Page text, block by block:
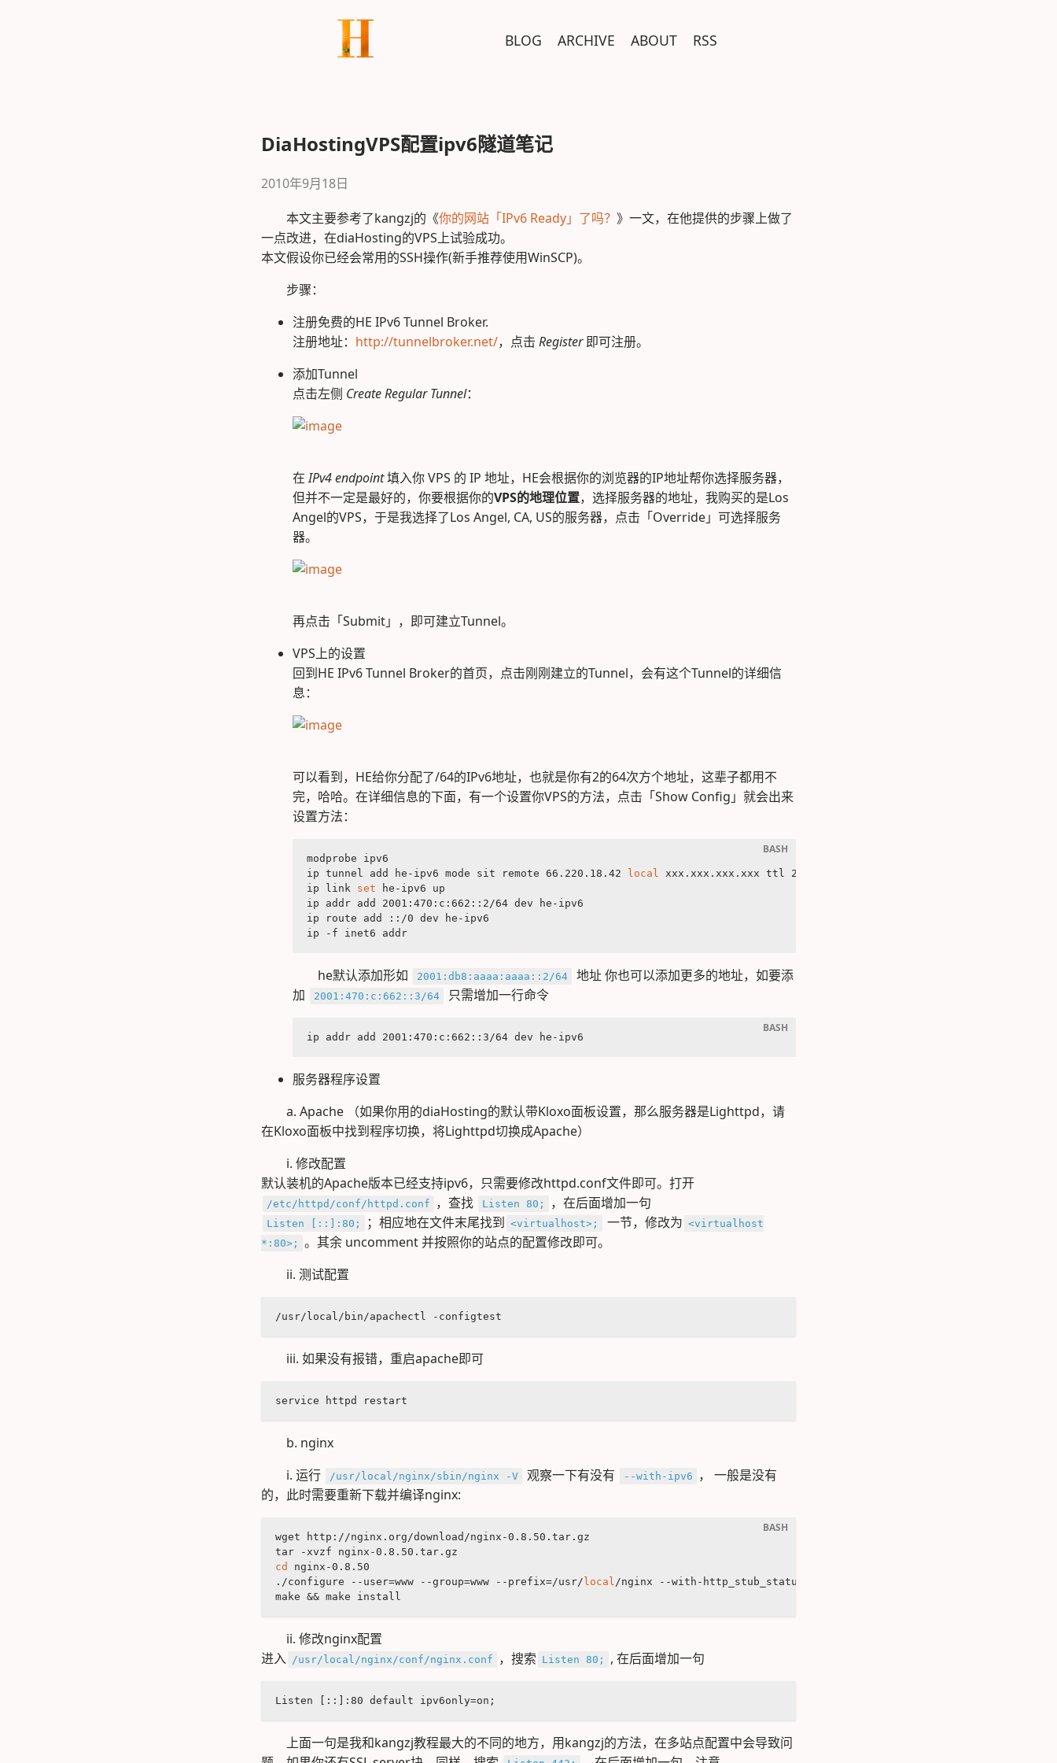
BLOG ARCHIVE ABOUT RSS
DiaHostingVPS配置ipv6隧道笔记
2010年9月18日
本文主要参考了kangzj的《你的网站「IPv6 Ready」了吗？ 》一文，在他提供的步骤上做了
一点改进，在diaHosting的VPS上试验成功。
本文假设你已经会常用的SSH操作(新手推荐使用WinSCP)。
步骤：
注册免费的HE IPv6 Tunnel Broker.
注册地址： http://tunnelbroker.net/，点击 Register即可注册。
添加Tunnel
点击左侧 Create Regular Tunnel：
在IPv4 endpoint填入你 VPS 的 IP 地址，HE会根据你的浏览器的IP地址帮你选择服务器，
但并不一定是最好的，你要根据你的VPS的地理位置，选择服务器的地址，我购买的是Los
Angel的VPS，于是我选择了Los Angel, CA, US的服务器，点击「Override」可选择服务
器。
再点击「Submit」，即可建立Tunnel。
VPS上的设置
回到HE IPv6 Tunnel Broker的首页，点击刚刚建立的Tunnel，会有这个Tunnel的详细信
息：
可以看到，HE给你分配了/64的IPv6地址，也就是你有2的64次方个地址，这辈子都用不
完，哈哈。在详细信息的下面，有一个设置你VPS的方法，点击「Show Config」就会出来
设置方法：
modprobe ipv6
ip tunnel add he-ipv6 mode sit remote 66.220.18.42
local xxx.xxx.xxx.xxx ttl 255
ip link set he-ipv6 up
ip addr add 2001:470:c:662::2/64 dev he-ipv6
ip route add ::/0 dev he-ipv6
ip -f inet6 addr
he默认添加形如 2001:db8:aaaa:aaaa::2/64
地址 你也可以添加更多的地址，如要添
加
2001:470:c:662::3/64 只需增加一行命令
ip addr add 2001:470:c:662::3/64 dev he-ipv6
服务器程序设置
a. Apache （如果你用的diaHosting的默认带Kloxo面板设置，那么服务器是Lighttpd，请
在Kloxo面板中找到程序切换，将Lighttpd切换成Apache）
i. 修改配置
默认装机的Apache版本已经支持ipv6，只需要修改httpd.conf文件即可。打开
/etc/httpd/conf/httpd.conf ，查找 Listen 80; ，在后面增加一句
Listen [::]:80; ；相应地在文件末尾找到 <virtualhost>; 一节，修改为 <virtualhost
*:80>;
。其余 uncomment 并按照你的站点的配置修改即可。
ii. 测试配置
/usr/local/bin/apachectl -configtest
iii. 如果没有报错，重启apache即可
service httpd restart
b. nginx
i. 运行
/usr/local/nginx/sbin/nginx -V 观察一下有没有 --with-ipv6
， 一般是没有
的，此时需要重新下载并编译nginx:
wget http://nginx.org/download/nginx-0.8.50.tar.gz
tar -xvzf nginx-0.8.50.tar.gz
cd
nginx-0.8.50
./configure --user=www --group=www --prefix=/usr/ local/nginx --with-http_stub_status_module --with-http_ssl_module --with-
make && make install
ii. 修改nginx配置
进入 /usr/local/nginx/conf/nginx.conf ，搜索 Listen 80; , 在后面增加一句
Listen [::]:80 default ipv6only=on;
上面一句是我和kangzj教程最大的不同的地方，用kangzj的方法，在多站点配置中会导致问